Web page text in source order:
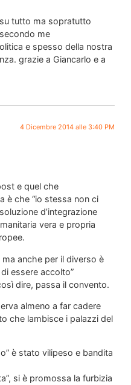
tutto ma sopratutto
me
e spesso della nostra
grazie a Giancarlo e a
4 Dicembre 2014 alle 3:40 PM
e quel che
è che “io stessa non ci
d’integrazione
vera e propria
ma anche per il diverso è
essere accolto”
dire, passa il convento.
almeno a far cadere
che lambisce i palazzi del
è stato vilipeso e bandita
si è promossa la furbizia